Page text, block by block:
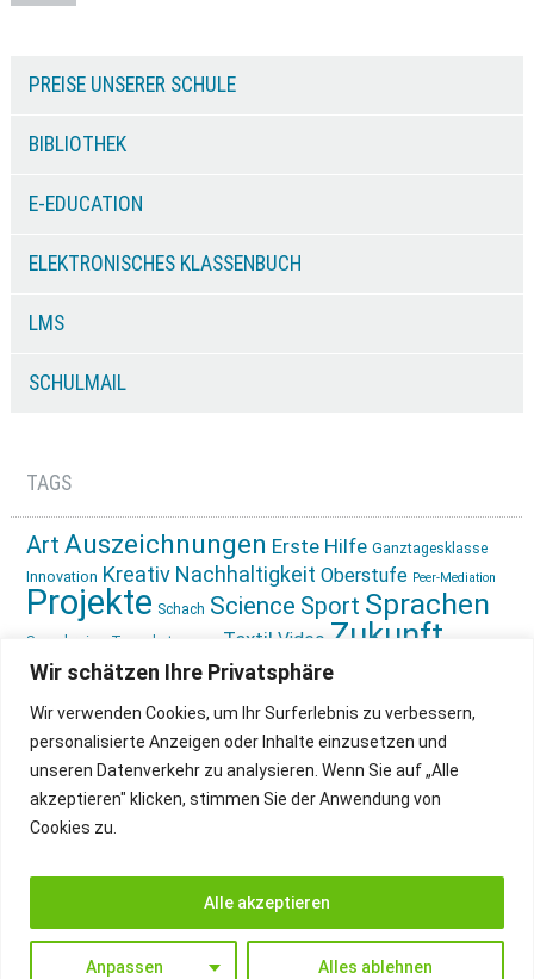
Wir schätzen Ihre Privatsphäre
Wir verwenden Cookies, um Ihr Surferlebnis zu verbessern,
personalisierte Anzeigen oder Inhalte einzusetzen und
unseren Datenverkehr zu analysieren. Wenn Sie auf „Alle
akzeptieren" klicken, stimmen Sie der Anwendung von
Cookies zu.
Anpassen Alles ablehnen
Alle akzeptieren
PREISE UNSERER SCHULE
BIBLIOTHEK
E-EDUCATION
ELEKTRONISCHES KLASSENBUCH
LMS
SCHULMAIL
TAGS
Art Auszeichnungen Erste Hilfe Ganztagesklasse
Innovation Kreativ Nachhaltigkeit Oberstufe Peer-Mediation
Projekte Schach Science Sport Sprachen
Sprachreise Tagesbetreuung Textil Video Zukunft
gestalten Ökologie
IMPRESSUM